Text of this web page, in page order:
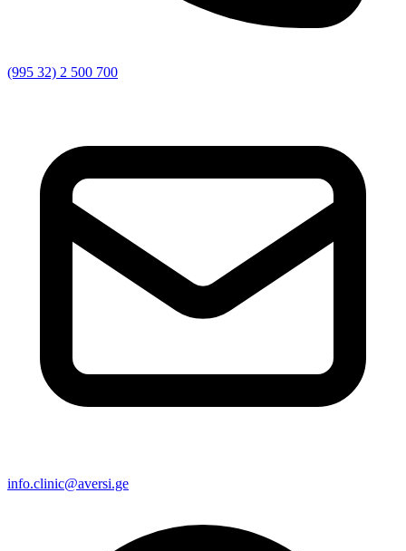
(995 32) 2 500 700
info.clinic@aversi.ge